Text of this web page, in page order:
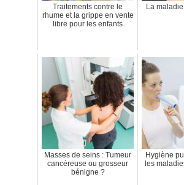
Traitements contre le
rhume et la grippe en vente
libre pour les enfants
La
Masses de seins : Tumeur
cancéreuse ou grosseur
bénigne ?
Hygiène
les